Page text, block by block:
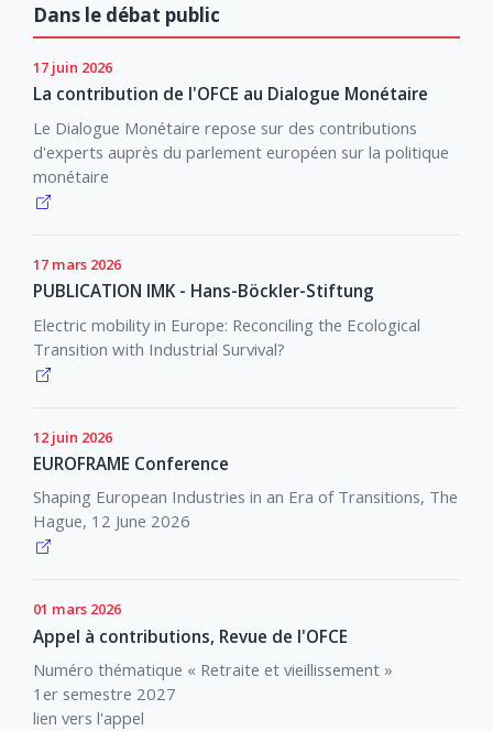
Dans le débat public
17 juin 2026
La contribution de l'OFCE au Dialogue Monétaire
Le Dialogue Monétaire repose sur des contributions
d'experts auprès du parlement européen sur la politique
monétaire
17 mars 2026
PUBLICATION IMK - Hans-Böckler-Stiftung
Electric mobility in Europe: Reconciling the Ecological
Transition with Industrial Survival?
12 juin 2026
EUROFRAME Conference
Shaping European Industries in an Era of Transitions, The
Hague, 12 June 2026
01 mars 2026
Appel à contributions, Revue de l'OFCE
Numéro thématique « Retraite et vieillissement »
1er semestre 2027
lien vers l'appel